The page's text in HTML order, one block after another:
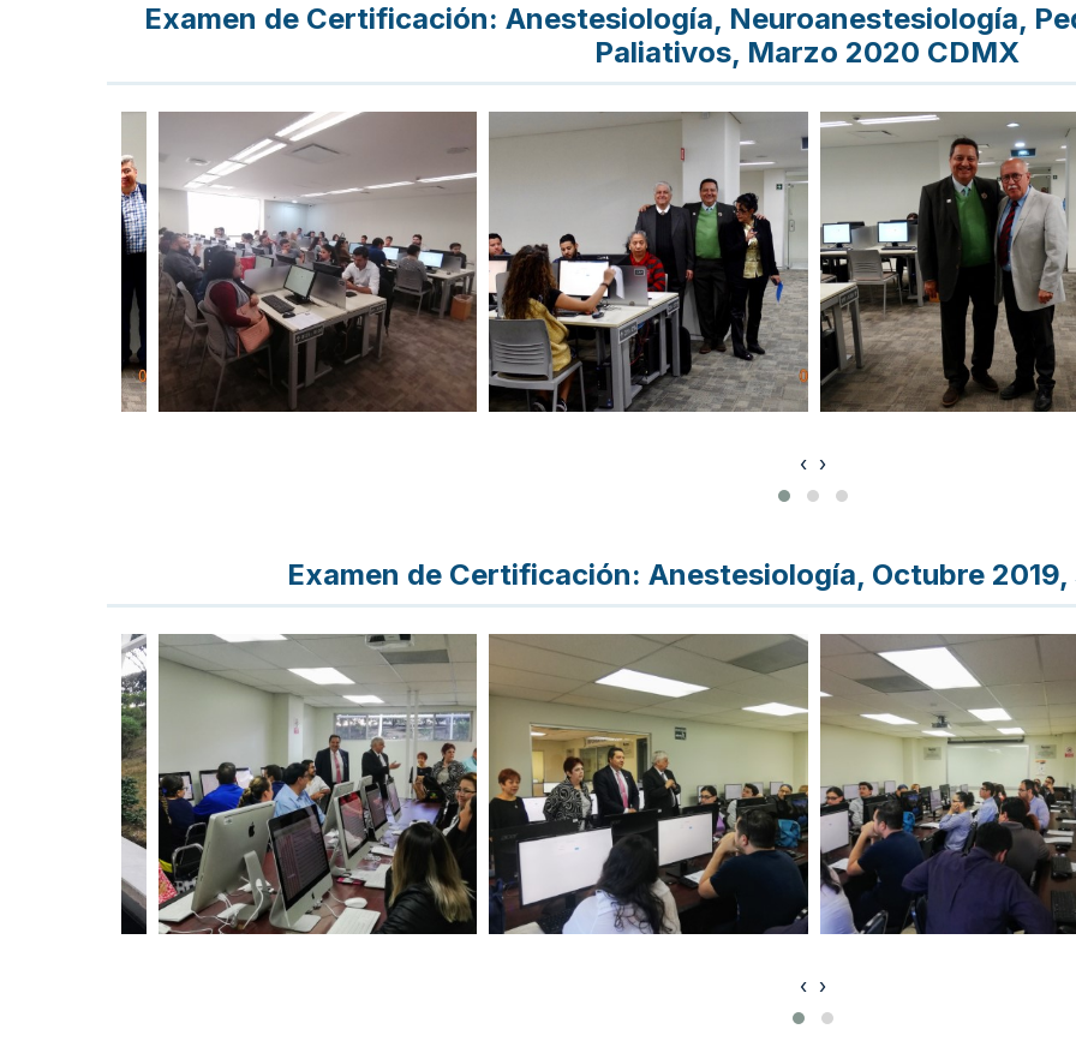
Examen de Certificación: Anestesiología, Neuroanestesiología,
Paliativos, Marzo 2020 CDMX
‹ ›
Examen de Certificación: Anestesiología, Octubre 2019,
‹ ›